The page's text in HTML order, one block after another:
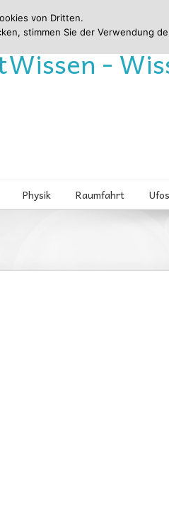
Wissen -
Physik Raumfahrt Ufos
von Dritten.
stimmen Sie der Verwendung